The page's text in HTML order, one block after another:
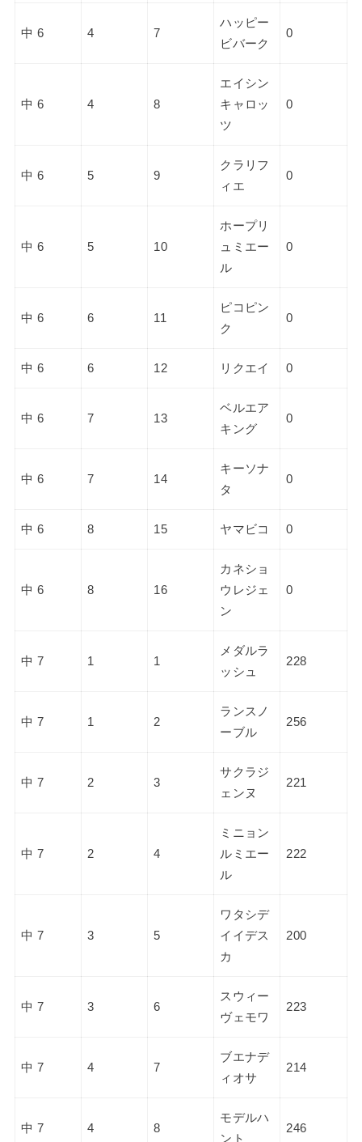
中 6 4 7
ハッピー
ビバーク
0
中 6 4 8
エイシン
キャロッ
ツ
0
中 6 5 9
クラリフ
ィエ
0
中 6 5 10
ホープリ
ュミエー
ル
0
中 6 6 11
ピコピン
ク
0
中 6 6 12 リクエイ 0
中 6 7 13
ベルエア
キング
0
中 6 7 14
キーソナ
タ
0
中 6 8 15 ヤマビコ 0
中 6 8 16
カネショ
ウレジェ
ン
0
中 7 1 1
メダルラ
ッシュ
228
中 7 1 2
ランスノ
ーブル
256
中 7 2 3
サクラジ
ェンヌ
221
中 7 2 4
ミニョン
ルミエー
ル
222
中 7 3 5
ワタシデ
イイデス
カ
200
中 7 3 6
スウィー
ヴェモワ
223
中 7 4 7
ブエナデ
ィオサ
214
中 7 4 8
モデルハ
ント
246